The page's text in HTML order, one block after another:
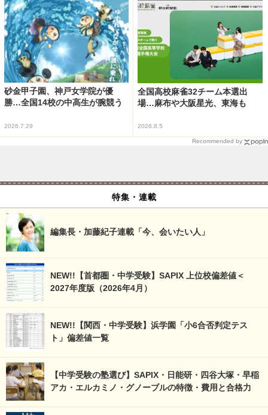
砂金甲子園、神戸女学院が優
勝…全国14校の中高生が腕競う
2026.7.29
全国高校麻雀32チーム本選出
場…麻布や大阪星光、東海も
2026.8.5
Recommended by
特集・連載
編集長・加藤紀子連載「今、会いたい人」
NEW!!【首都圏・中学受験】SAPIX 上位校偏差値＜
2027年度版（2026年4月）
NEW!!【関西・中学受験】浜学園「小6合否判定テス
ト」偏差値一覧
【中学受験の塾選び】SAPIX・日能研・四谷大塚・早稲
アカ・エルカミノ・グノーブルの特徴・費用と合格力